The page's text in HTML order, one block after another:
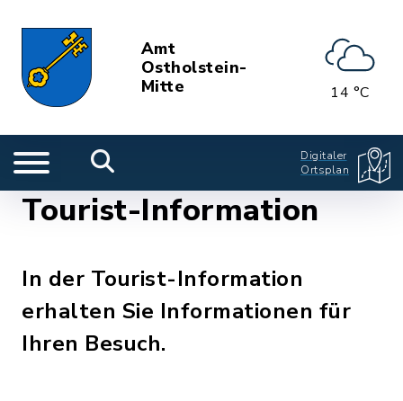
Amt
Ostholstein-
Mitte
14 °C
Digitaler
Ortsplan
Tourist-Information
In der Tourist-Information
erhalten Sie Informationen für
Ihren Besuch.